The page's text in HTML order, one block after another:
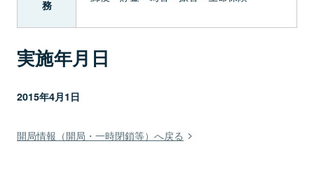
務
実施年月日
2015年4月1日
開局情報（開局・一時閉鎖等）へ戻る